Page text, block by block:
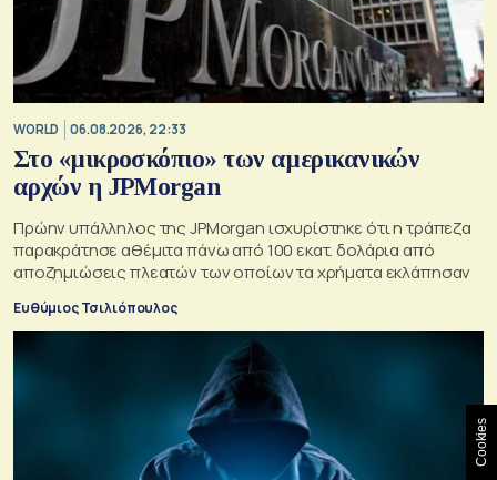
WORLD 06.08.2026, 22:33
Στο «μικροσκόπιο» των αμερικανικών
αρχών η JPMorgan
Πρώην υπάλληλος της JPMorgan ισχυρίστηκε ότι η τράπεζα
παρακράτησε αθέμιτα πάνω από 100 εκατ. δολάρια από
αποζημιώσεις πλεατών των οποίων τα χρήματα εκλάπησαν
Ευθύμιος Τσιλιόπουλος
Cookies